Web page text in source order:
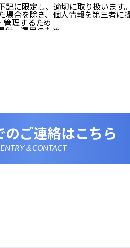
記に限定し、適切に取り扱います
合を除き、個人情報を第三者に
管理するため
供・運用のため
のため
ため、必要な安全管理措置を講じ
においてCookieを利用しています
あり、氏名・メールアドレス・住
らCookieを無効にすることが可能
するアクセス解析ツール「
とで収集を拒否することが出来ま
更することができるものとします
のご連絡はこちら
ENTRY＆CONTACT